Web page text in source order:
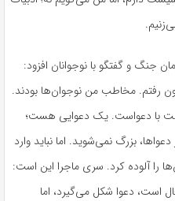
جنگ و گفتگو با نوجوانان افزود:
رفتم. مخاطب من نوجوان‌ها بودند.
با دعواست. یک دعوایی هست؛
بزرگ نمی‌شوید. اما نباید وارد
را آلوده کرد. سری ماجرا این است:
است، دعوا شکل می‌گیرد، اما